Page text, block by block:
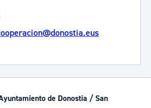
de Donostia / San